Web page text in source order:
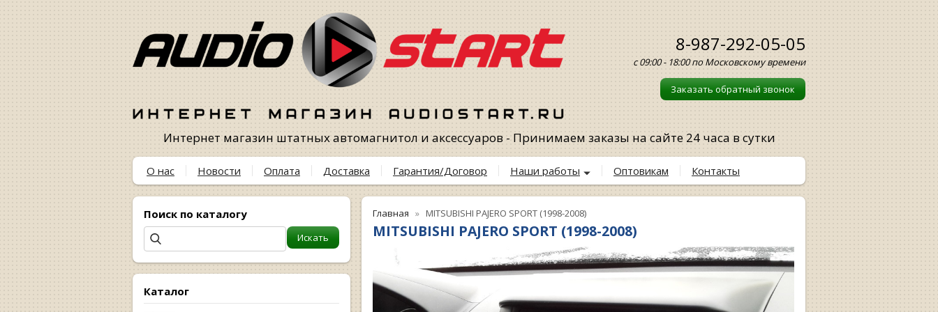
8-987-292-05-05
с 09:00 - 18:00 по Московскому времени
Заказать обратный звонок
Интернет магазин штатных автомагнитол и аксессуаров - Принимаем заказы на сайте 24 часа в сутки
О нас Новости Оплата Доставка Гарантия/Договор Наши работы Оптовикам Контакты
Поиск по каталогу
Каталог
Главная MITSUBISHI PAJERO SPORT (1998-2008)
MITSUBISHI PAJERO SPORT (1998-2008)